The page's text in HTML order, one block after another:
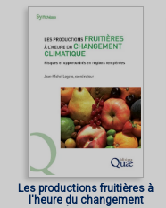
Les productions fruitières à
l'heure du changement